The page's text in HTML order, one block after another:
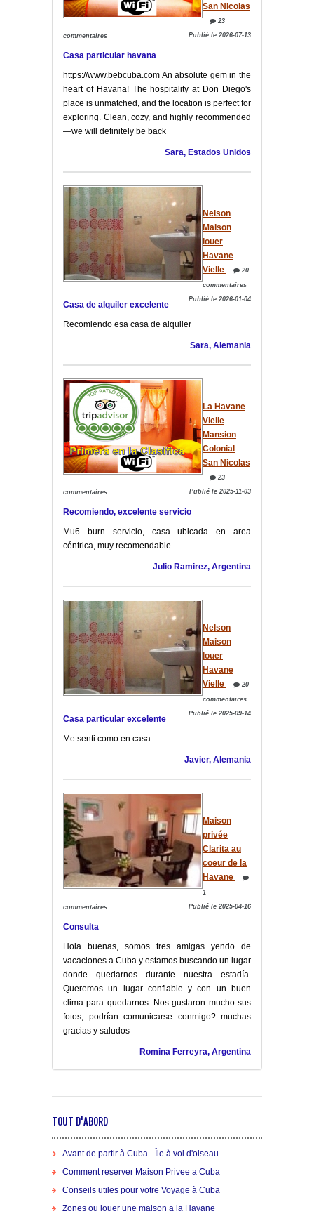
San Nicolas
23
commentaires Publié le 2026-07-13
Casa particular havana
https://www.bebcuba.com An absolute gem in the
heart of Havana! The hospitality at Don Diego's
place is unmatched, and the location is perfect for
exploring. Clean, cozy, and highly recommended
—we will definitely be back
Sara, Estados Unidos
Nelson
Maison
louer
Havane
Vielle
20
commentaires
Publié le 2026-01-04
Casa de alquiler excelente
Recomiendo esa casa de alquiler
Sara, Alemania
La Havane
Vielle
Mansion
Colonial
San Nicolas
23
commentaires Publié le 2025-11-03
Recomiendo, excelente servicio
Mu6 burn servicio, casa ubicada en area
céntrica, muy recomendable
Julio Ramirez, Argentina
Nelson
Maison
louer
Havane
Vielle
20
commentaires
Publié le 2025-09-14
Casa particular excelente
Me senti como en casa
Javier, Alemania
Maison
privée
Clarita au
coeur de la
Havane
1
commentaires Publié le 2025-04-16
Consulta
Hola buenas, somos tres amigas yendo de
vacaciones a Cuba y estamos buscando un lugar
donde quedarnos durante nuestra estadía.
Queremos un lugar confiable y con un buen
clima para quedarnos. Nos gustaron mucho sus
fotos, podrían comunicarse conmigo? muchas
gracias y saludos
Romina Ferreyra, Argentina
TOUT D'ABORD
Avant de partir à Cuba - Île à vol d'oiseau
Comment reserver Maison Privee a Cuba
Conseils utiles pour votre Voyage à Cuba
Zones ou louer une maison a la Havane